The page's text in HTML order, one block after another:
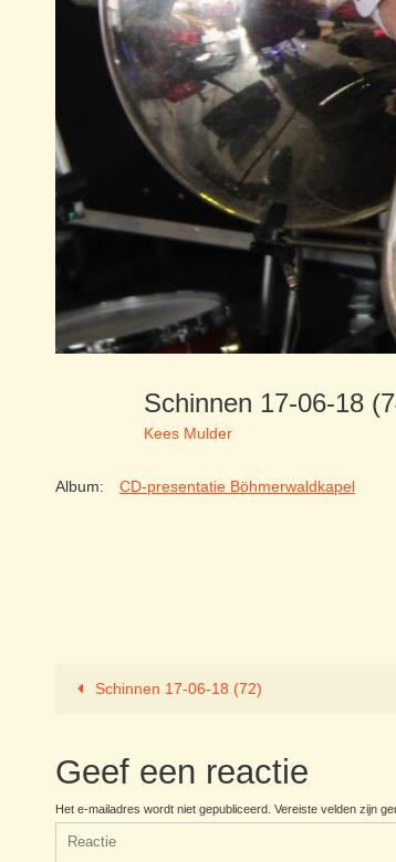
Schinnen 17-06-18
Kees Mulder
Album: CD-presentatie Böhmerwaldkapel
Schinnen 17-06-18 (72)
Geef een reactie
Het e-mailadres wordt niet gepubliceerd. Vereiste velden zijn